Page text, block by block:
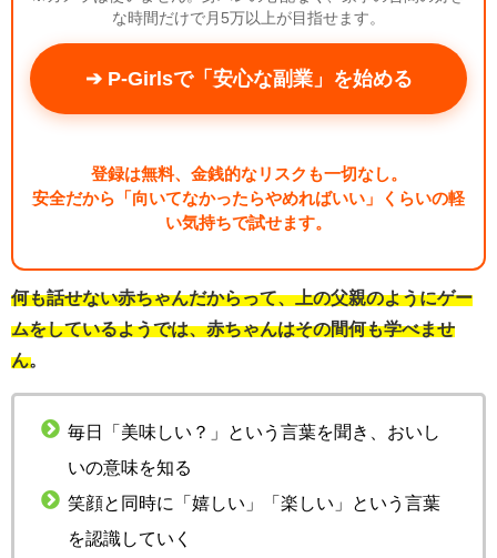
な時間だけで月5万以上が目指せます。
➔ P-Girlsで「安心な副業」を始める
登録は無料、金銭的なリスクも一切なし。
安全だから「向いてなかったらやめればいい」くらいの軽
い気持ちで試せます。
何も話せない赤ちゃんだからって、上の父親のようにゲー
ムをしているようでは、赤ちゃんはその間何も学べませ
ん。
毎日「美味しい？」という言葉を聞き、おいし
いの意味を知る
笑顔と同時に「嬉しい」「楽しい」という言葉
を認識していく